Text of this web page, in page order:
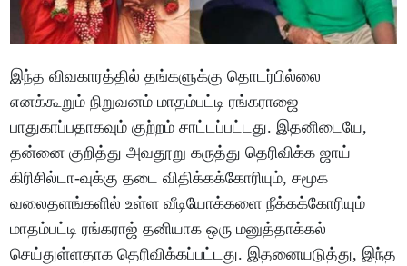
இந்த விவகாரத்தில் தங்களுக்கு தொடர்பில்லை
எனக்கூறும் நிறுவனம் மாதம்பட்டி ரங்கராஜை
பாதுகாப்பதாகவும் குற்றம் சாட்டப்பட்டது. இதனிடையே,
தன்னை குறித்து அவதூறு கருத்து தெரிவிக்க ஜாய்
கிரிசில்டா-வுக்கு தடை விதிக்கக்கோரியும், சமூக
வலைதளங்களில் உள்ள வீடியோக்களை நீக்கக்கோரியும்
மாதம்பட்டி ரங்கராஜ் தனியாக ஒரு மனுத்தாக்கல்
செய்துள்ளதாக தெரிவிக்கப்பட்டது. இதனையடுத்து, இந்த